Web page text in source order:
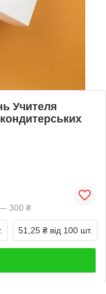
Учителя
— 300 ₴
51,25 ₴ від 100 шт.